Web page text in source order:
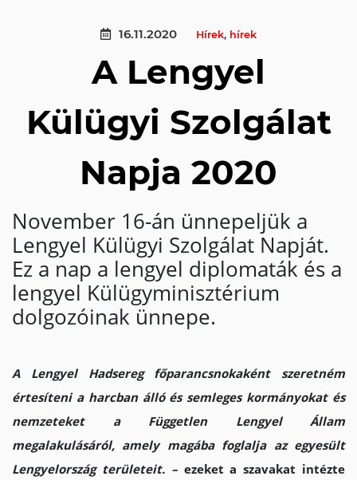
16.11.2020 Hírek, hírek
A Lengyel
Külügyi Szolgálat
Napja 2020
November 16-án ünnepeljük a
Lengyel Külügyi Szolgálat Napját.
Ez a nap a lengyel diplomaták és a
lengyel Külügyminisztérium
dolgozóinak ünnepe.
A Lengyel Hadsereg főparancsnokaként szeretném
értesíteni a harcban álló és semleges kormányokat és
nemzeteket a Független Lengyel Állam
megalakulásáról, amely magába foglalja az egyesült
Lengyelország területeit. – ezeket a szavakat intézte